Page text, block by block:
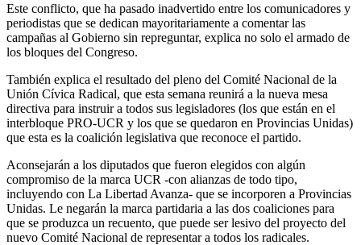
Este conflicto, que ha pasado inadvertido entre los comunicadores y
periodistas que se dedican mayoritariamente a comentar las
campañas al Gobierno sin repreguntar, explica no solo el armado de
los bloques del Congreso.
También explica el resultado del pleno del Comité Nacional de la
Unión Cívica Radical, que esta semana reunirá a la nueva mesa
directiva para instruir a todos sus legisladores (los que están en el
interbloque PRO-UCR y los que se quedaron en Provincias Unidas)
que esta es la coalición legislativa que reconoce el partido.
Aconsejarán a los diputados que fueron elegidos con algún
compromiso de la marca UCR -con alianzas de todo tipo,
incluyendo con La Libertad Avanza- que se incorporen a Provincias
Unidas. Le negarán la marca partidaria a las dos coaliciones para
que se produzca un recuento, que puede ser lesivo del proyecto del
nuevo Comité Nacional de representar a todos los radicales.